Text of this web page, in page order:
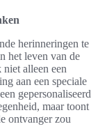
herinneringen te
het leven van de
niet alleen een
aan een speciale
gepersonaliseerd
maar toont
ontvanger zou